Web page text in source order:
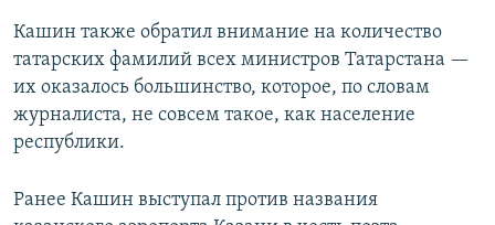
Кашин также обратил внимание на количество
татарских фамилий всех министров Татарстана —
их оказалось большинство, которое, по словам
журналиста, не совсем такое, как население
республики.
Ранее Кашин выступал против названия